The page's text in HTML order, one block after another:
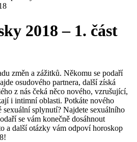
2018 – 1. část
změn a zážitků. Někomu se podaří
osudového partnera, další získá
z nás čeká něco nového, vzrušující,
i intimní oblasti. Potkáte nového
sexuální splynutí? Najdete sexuálního
se vám konečně dosáhnout
a další otázky vám odpoví horoskop